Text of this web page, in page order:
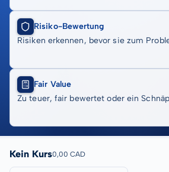
Risiko-Bewertung
Risiken erkennen, bevor sie zum
Fair Value
Zu teuer, fair bewertet oder ein
Kein Kurs0,00 CAD